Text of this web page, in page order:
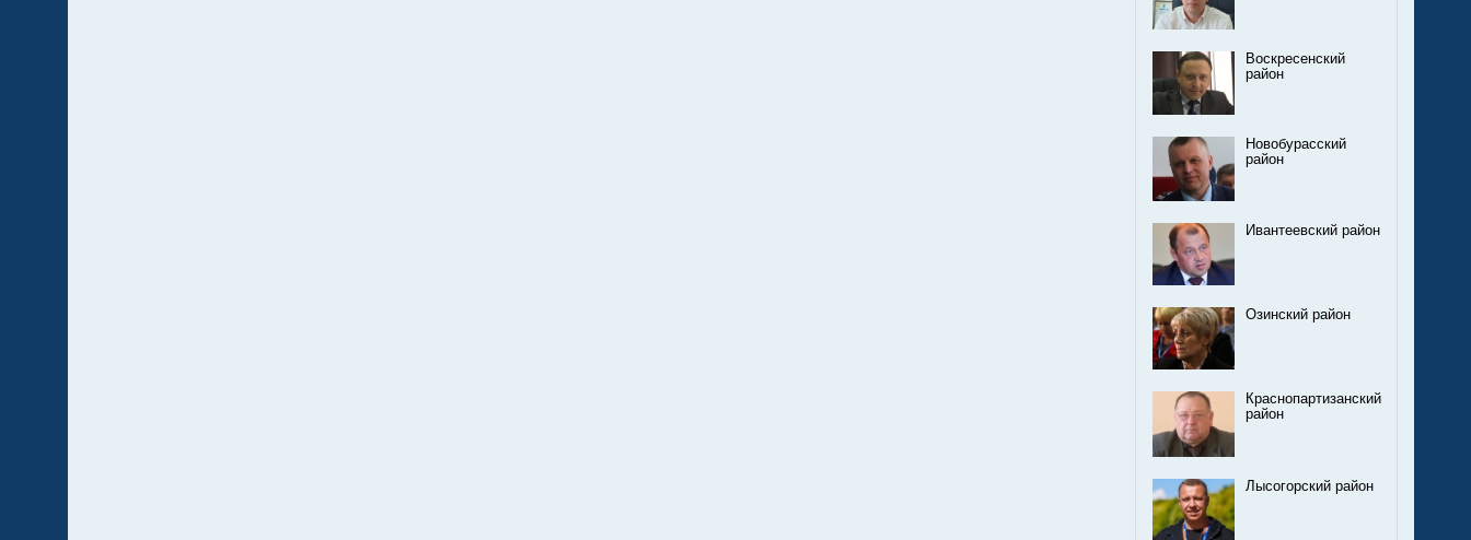
Воскресенский
район
Новобурасский
район
Ивантеевский район
Озинский район
Краснопартизанский
район
Лысогорский район